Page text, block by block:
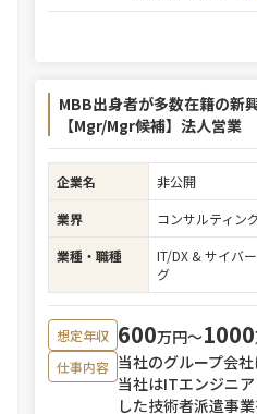
MBB出身者が多数在籍の新
【Mgr/Mgr候補】法人営業
企業名
非公開
業界
コンサルティン
業種・職種
IT/DX & サイバ
グ
想定年収 600万円〜1000
仕事内容 当社のグループ会社
当社はITエンジニ
した技術者派遣事